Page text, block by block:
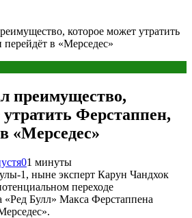
которое может утратить
в «Мерседес»
преимущество,
Ферстаппен,
«Мерседес»
01 минуты
1, ныне эксперт Карун Чандхок
переходе
«Ред Булл» Макса Ферстаппена